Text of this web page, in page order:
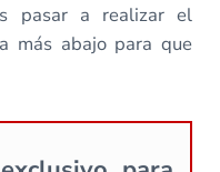
pasar a realizar el
más abajo para que